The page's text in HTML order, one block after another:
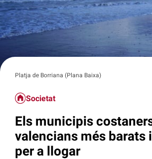
Platja de Borriana (Plana Baixa)
Societat
Els municipis
valencians més barats
per a llogar